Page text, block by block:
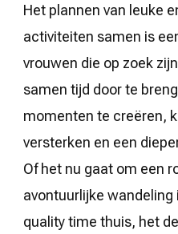
Het plannen van leuke
activiteiten samen is
vrouwen die op zoek
samen tijd door te
momenten te creëren,
versterken en een
Of het nu gaat om een
avontuurlijke
quality time thuis, het